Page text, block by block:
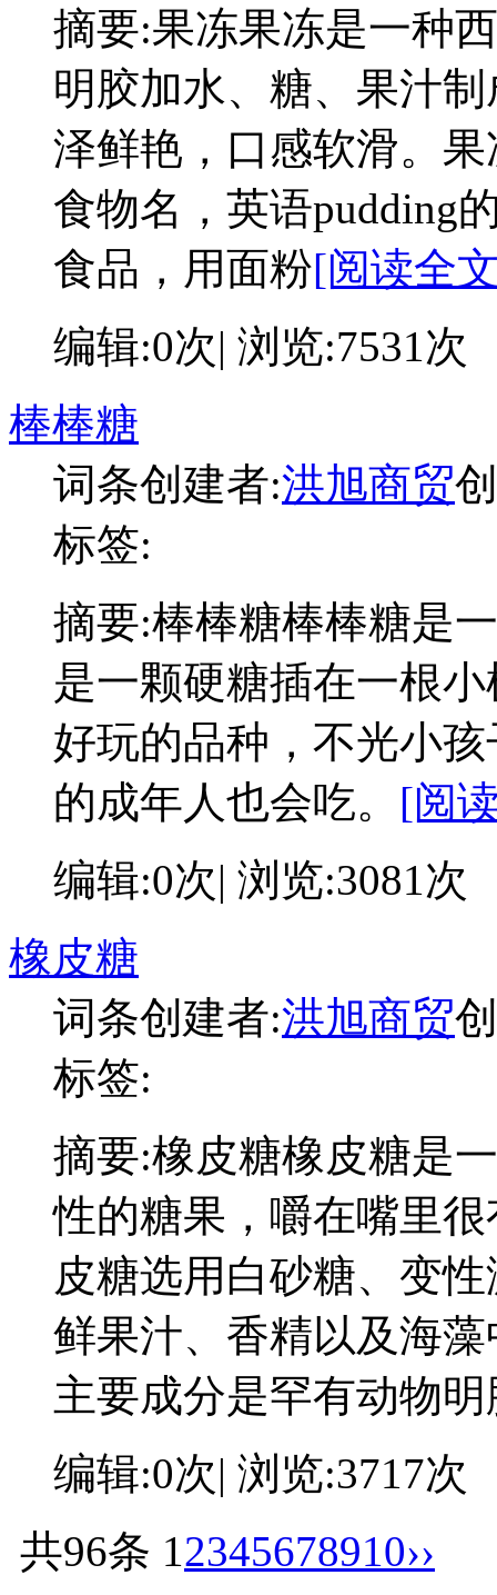
摘要:果冻果冻是一种
明胶加水、糖、果汁
泽鲜艳，口感软滑。
食物名，英语pudding
食品，用面粉[阅读全
编辑:0次| 浏览:7531次
棒棒糖
词条创建者:洪旭商贸
标签:
摘要:棒棒糖棒棒糖是
是一颗硬糖插在一根
好玩的品种，不光小
的成年人也会吃。 [阅
编辑:0次| 浏览:3081次
橡皮糖
词条创建者:洪旭商贸
标签:
摘要:橡皮糖橡皮糖是
性的糖果，嚼在嘴里
皮糖选用白砂糖、变
鲜果汁、香精以及海
主要成分是罕有动物明
编辑:0次| 浏览:3717次
共96条 12345678910››